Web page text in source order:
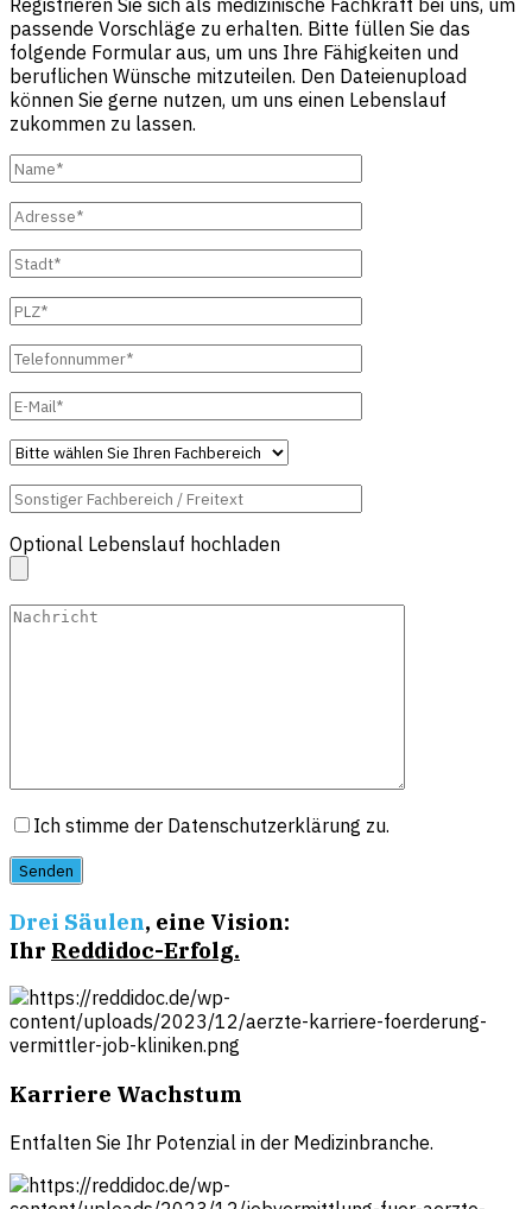
Registrieren Sie sich als medizinische Fachkraft bei uns, um
passende Vorschläge zu erhalten. Bitte füllen Sie das
folgende Formular aus, um uns Ihre Fähigkeiten und
beruflichen Wünsche mitzuteilen. Den Dateienupload
können Sie gerne nutzen, um uns einen Lebenslauf
zukommen zu lassen.
Optional Lebenslauf hochladen
Ich stimme der Datenschutzerklärung zu.
Senden
Drei Säulen, eine Vision:
Ihr Reddidoc-Erfolg.
Karriere Wachstum
Entfalten Sie Ihr Potenzial in der Medizinbranche.